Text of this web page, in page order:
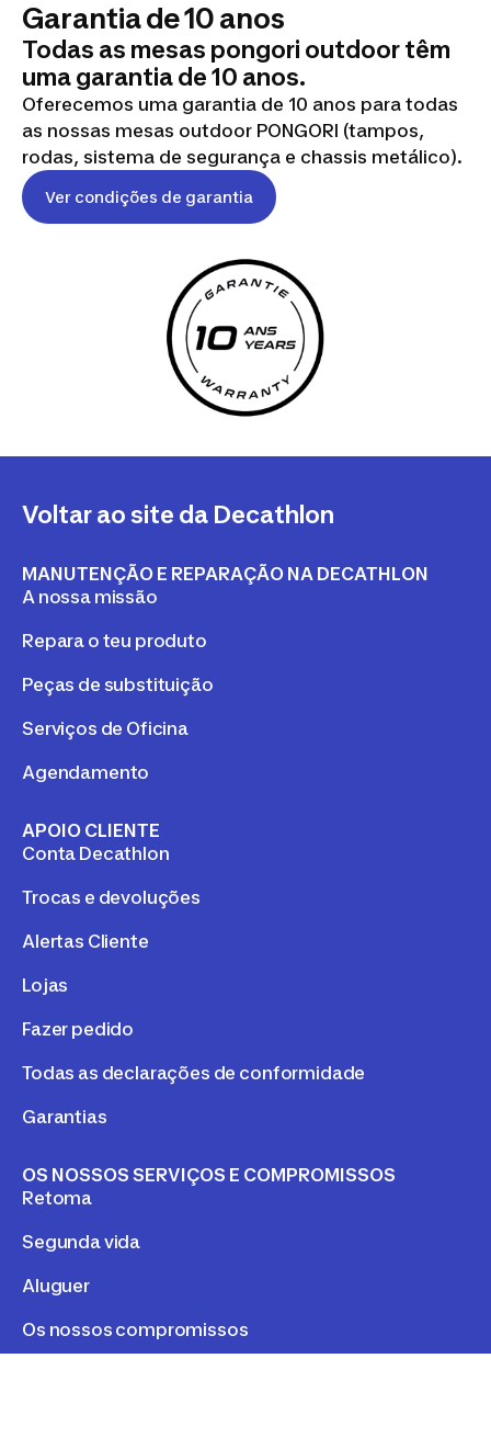
Garantia de 10 anos
Todas as mesas pongori outdoor têm
uma garantia de 10 anos.
Oferecemos uma garantia de 10 anos para todas
as nossas mesas outdoor PONGORI (tampos,
rodas, sistema de segurança e chassis metálico).
Ver condições de garantia
Voltar ao site da Decathlon
MANUTENÇÃO E REPARAÇÃO NA DECATHLON
A nossa missão
Repara o teu produto
Peças de substituição
Serviços de Oficina
Agendamento
APOIO CLIENTE
Conta Decathlon
Trocas e devoluções
Alertas Cliente
Lojas
Fazer pedido
Todas as declarações de conformidade
Garantias
OS NOSSOS SERVIÇOS E COMPROMISSOS
Retoma
Segunda vida
Aluguer
Os nossos compromissos